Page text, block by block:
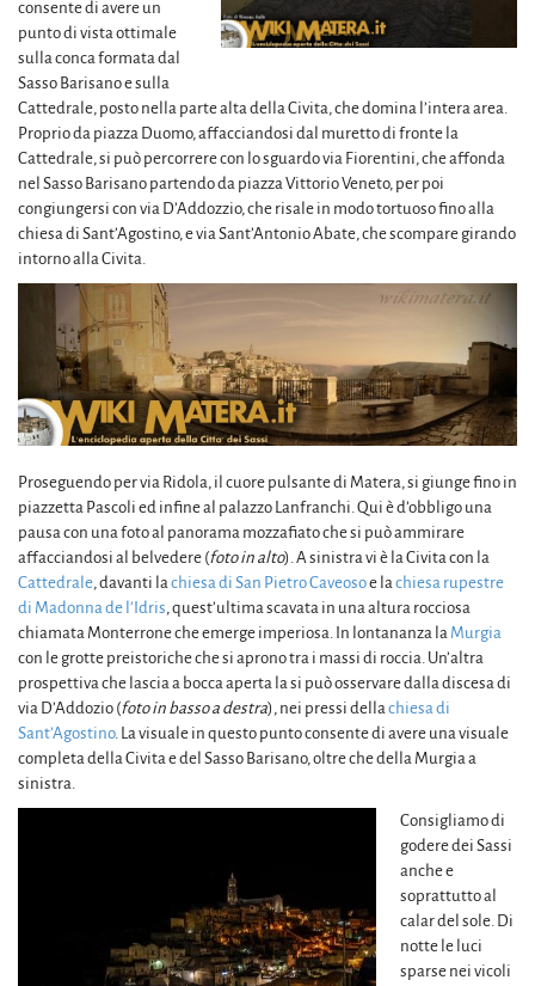
consente di avere un
punto di vista ottimale
sulla conca formata dal
Sasso Barisano e sulla
Cattedrale, posto nella parte alta della Civita, che domina l’intera area.
Proprio da piazza Duomo, affacciandosi dal muretto di fronte la
Cattedrale, si può percorrere con lo sguardo via Fiorentini, che affonda
nel Sasso Barisano partendo da piazza Vittorio Veneto, per poi
congiungersi con via D’Addozzio, che risale in modo tortuoso fino alla
chiesa di Sant’Agostino, e via Sant’Antonio Abate, che scompare girando
intorno alla Civita.
Proseguendo per via Ridola, il cuore pulsante di Matera, si giunge fino in
piazzetta Pascoli ed infine al palazzo Lanfranchi. Qui è d’obbligo una
pausa con una foto al panorama mozzafiato che si può ammirare
affacciandosi al belvedere (foto in alto). A sinistra vi è la Civita con la
Cattedrale, davanti lachiesa di San Pietro Caveosoe lachiesa rupestre
di Madonna de l’Idris, quest’ultima scavata in una altura rocciosa
chiamata Monterrone che emerge imperiosa. In lontananza la Murgia
con le grotte preistoriche che si aprono tra i massi di roccia. Un’altra
prospettiva che lascia a bocca aperta la si può osservare dalla discesa di
via D’Addozio (foto in basso a destra), nei pressi dellachiesa di
Sant’Agostino. La visuale in questo punto consente di avere una visuale
completa della Civita e del Sasso Barisano, oltre che della Murgia a
sinistra.
Consigliamo di
godere dei Sassi
anche e
soprattutto al
calar del sole. Di
notte le luci
sparse nei vicoli